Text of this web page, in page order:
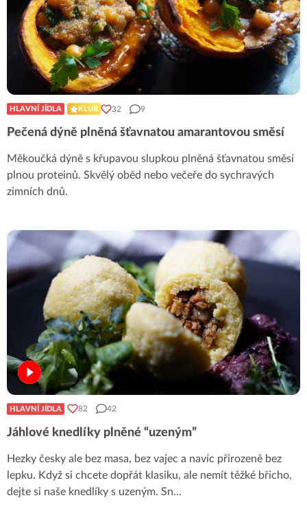
HLAVNÍ JÍDLA KLUB 32 9
Pečená dýně plněná šťavnatou amarantovou směsí
Měkoučká dýně s křupavou slupkou plněná šťavnatou směsí
plnou proteinů. Skvělý oběd nebo večeře do sychravých
zimních dnů.
HLAVNÍ JÍDLA 82 42
Jáhlové knedlíky plněné “uzeným”
Hezky česky ale bez masa, bez vajec a navíc přirozeně bez
lepku. Když si chcete dopřát klasiku, ale nemít těžké břicho,
dejte si naše knedlíky s uzeným. Sn...